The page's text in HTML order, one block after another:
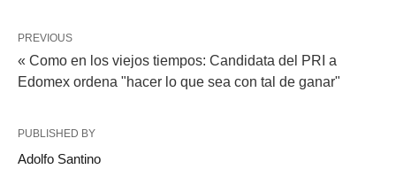
PREVIOUS
« Como en los viejos tiempos: Candidata del PRI a
Edomex ordena "hacer lo que sea con tal de ganar"
PUBLISHED BY
Adolfo Santino